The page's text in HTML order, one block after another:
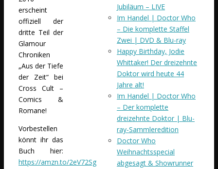
erscheint
offiziell der
dritte Teil der
Glamour
Chroniken
„Aus der Tiefe
der Zeit“ bei
Cross Cult –
Comics &
Romane!
Vorbestellen
könnt ihr das
Buch hier:
https://amzn.to/2eV72Sg
Jubiläum – LIVE
Im Handel | Doctor Who
– Die komplette Staffel
Zwei | DVD & Blu-ray
Happy Birthday, Jodie
Whittaker! Der dreizehnte
Doktor wird heute 44
Jahre alt!
Im Handel | Doctor Who
– Der komplette
dreizehnte Doktor | Blu-
ray-Sammleredition
Doctor Who
Weihnachtsspecial
abgesagt & Showrunner